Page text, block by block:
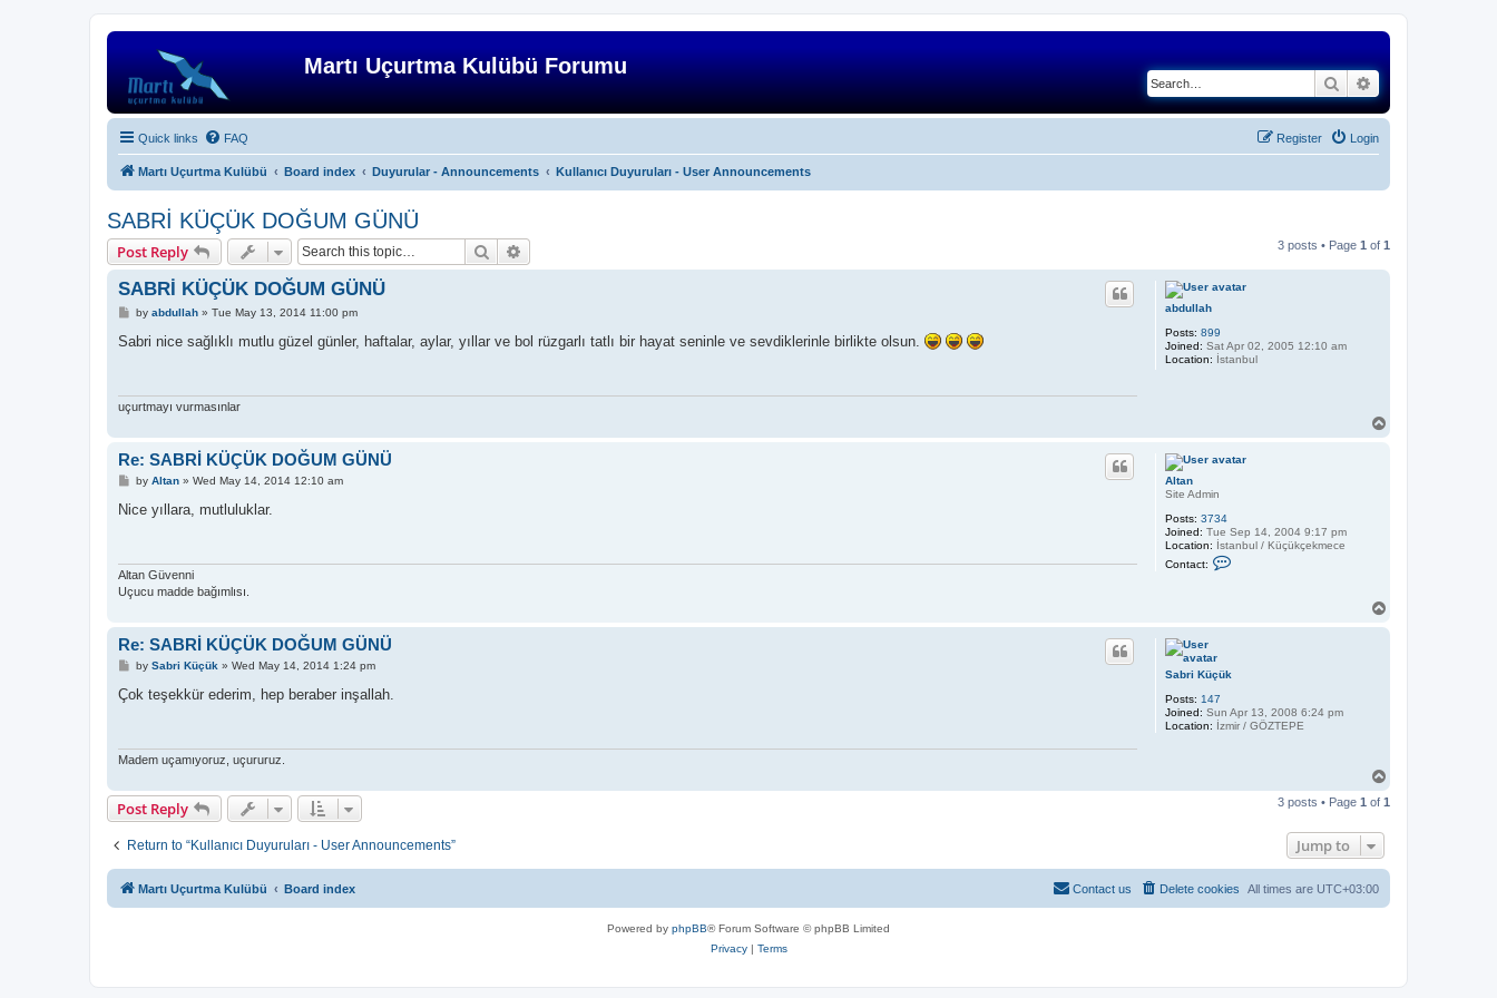
Martı Uçurtma Kulübü Forumu
SearchAdvanced search
Quick links FAQ Login
Register
Martı Uçurtma Kulübü Board index Duyurular - Announcements Kullanıcı Duyuruları - User Announcements
SABRİ KÜÇÜK DOĞUM GÜNÜ
Post Reply Search 3 posts • Page 1 of 1
abdullah
Posts: 899
Joined: Sat Apr 02, 2005 12:10 am
Location: İstanbul
SABRİ KÜÇÜK DOĞUM GÜNÜ
P
s
by abdullah» Tue May 13, 2014 11:00 pm
Sabri nice sağlıklı mutlu güzel günler, haftalar, aylar, yıllar ve bol rüzgarlı tatlı bir hayat seninle ve sevdiklerinle birlikte olsun.
uçurtmayı vurmasınlar
Altan
Site Admin
Posts: 3734
Joined: Tue Sep 14, 2004 9:17 pm
Location: İstanbul / Küçükçekmece
Contact:
Re: SABRİ KÜÇÜK DOĞUM GÜNÜ
P
s
by Altan» Wed May 14, 2014 12:10 am
Nice yıllara, mutluluklar.
Altan Güvenni
Uçucu madde bağımlısı.
Sabri Küçük
Posts: 147
Joined: Sun Apr 13, 2008 6:24 pm
Location: İzmir / GÖZTEPE
Re: SABRİ KÜÇÜK DOĞUM GÜNÜ
P
s
by Sabri Küçük» Wed May 14, 2014 1:24 pm
Çok teşekkür ederim, hep beraber inşallah.
Madem uçamıyoruz, uçururuz.
p
Post Reply 3 posts • Page 1 of 1
Return to “Kullanıcı Duyuruları - User Announcements” Jump to
Martı Uçurtma Kulübü Board index All times are UTC+03:00
Delete cookies
Contact us
Powered by phpBB® Forum Software © phpBB Limited
Privacy| Terms